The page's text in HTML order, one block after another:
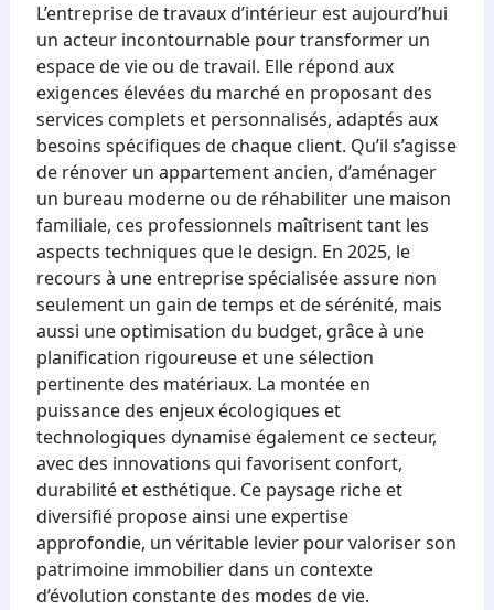
L’entreprise de travaux d’intérieur est aujourd’hui
un acteur incontournable pour transformer un
espace de vie ou de travail. Elle répond aux
exigences élevées du marché en proposant des
services complets et personnalisés, adaptés aux
besoins spécifiques de chaque client. Qu’il s’agisse
de rénover un appartement ancien, d’aménager
un bureau moderne ou de réhabiliter une maison
familiale, ces professionnels maîtrisent tant les
aspects techniques que le design. En 2025, le
recours à une entreprise spécialisée assure non
seulement un gain de temps et de sérénité, mais
aussi une optimisation du budget, grâce à une
planification rigoureuse et une sélection
pertinente des matériaux. La montée en
puissance des enjeux écologiques et
technologiques dynamise également ce secteur,
avec des innovations qui favorisent confort,
durabilité et esthétique. Ce paysage riche et
diversifié propose ainsi une expertise
approfondie, un véritable levier pour valoriser son
patrimoine immobilier dans un contexte
d’évolution constante des modes de vie.